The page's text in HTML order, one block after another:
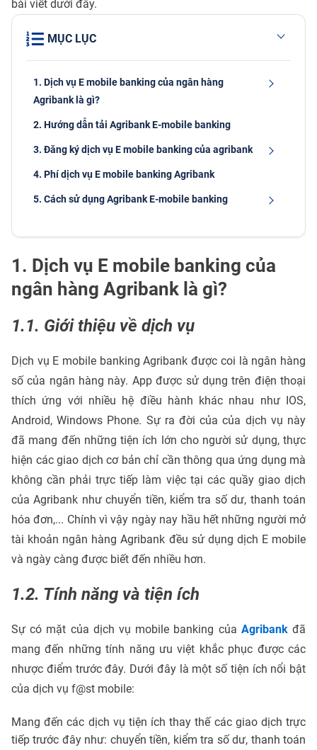
bài viết dưới đây.
MỤC LỤC
1. Dịch vụ E mobile banking của ngân hàng
Agribank là gì?
2. Hướng dẫn tải Agribank E-mobile banking
3. Đăng ký dịch vụ E mobile banking của agribank
4. Phí dịch vụ E mobile banking Agribank
5. Cách sử dụng Agribank E-mobile banking
1. Dịch vụ E mobile banking của
ngân hàng Agribank là gì?
1.1. Giới thiệu về dịch vụ
Dịch vụ E mobile banking Agribank được coi là ngân hàng
số của ngân hàng này. App được sử dụng trên điện thoại
thích ứng với nhiều hệ điều hành khác nhau như IOS,
Android, Windows Phone. Sự ra đời của của dịch vụ này
đã mang đến những tiện ích lớn cho người sử dụng, thực
hiện các giao dịch cơ bản chỉ cần thông qua ứng dụng mà
không cần phải trực tiếp làm việc tại các quầy giao dịch
của Agribank như chuyển tiền, kiểm tra số dư, thanh toán
hóa đơn,... Chính vì vậy ngày nay hầu hết những người mở
tài khoản ngân hàng Agribank đều sử dụng dịch E mobile
và ngày càng được biết đến nhiều hơn.
1.2. Tính năng và tiện ích
Sự có mặt của dịch vụ mobile banking của Agribankđã
mang đến những tính năng ưu việt khắc phục được các
nhược điểm trước đây. Dưới đây là một số tiện ích nổi bật
của dịch vụ f@st mobile:
Mang đến các dịch vụ tiện ích thay thế các giao dịch trực
tiếp trước đây như: chuyển tiền, kiểm tra số dư, thanh toán